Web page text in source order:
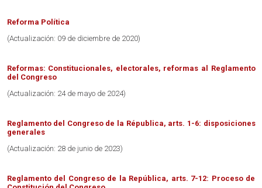
Reforma Política
(Actualización: 09 de diciembre de 2020)
Reformas: Constitucionales, electorales, reformas al Reglamento
del Congreso
(Actualización: 24 de mayo de 2024)
Reglamento del Congreso de la Républica, arts. 1-6: disposiciones
generales
(Actualización: 28 de junio de 2023)
Reglamento del Congreso de la República, arts. 7-12: Proceso de